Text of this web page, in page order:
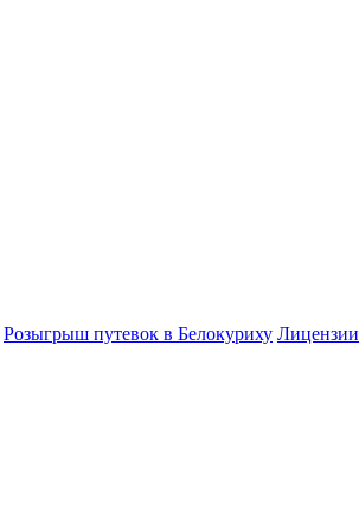
Розыгрыш путевок в Белокуриху